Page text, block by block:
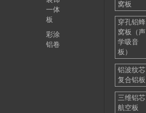
一体
板
彩涂
铝卷
窝板
穿孔铝蜂
窝板（声
学吸音
板）
铝波纹芯
复合铝板
三维铝芯
航空板